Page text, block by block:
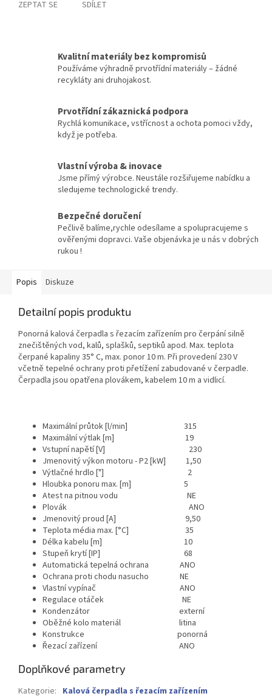
ZEPTAT SE SDÍLET
Kvalitní materiály bez kompromisů
Používáme výhradně prvotřídní materiály – žádné
recykláty ani druhojakost.
Prvotřídní zákaznická podpora
Rychlá komunikace, vstřícnost a ochota pomoci vždy,
když je potřeba.
Vlastní výroba & inovace
Jsme přímý výrobce. Neustále rozšiřujeme nabídku a
sledujeme technologické trendy.
Bezpečné doručení
Pečlivě balíme,rychle odesílame a spolupracujeme s
ověřenými dopravci. Vaše objenávka je u nás v dobrých
rukou !
Popis Diskuze
Detailní popis produktu
Ponorná kalová čerpadla s řezacím zařízením pro čerpání silně
znečištěných vod, kalů, splašků, septiků apod. Max. teplota
čerpané kapaliny 35° C, max. ponor 10 m. Při provedení 230 V
včetně tepelné ochrany proti přetížení zabudované v čerpadle.
Čerpadla jsou opatřena plovákem, kabelem 10 m a vidlicí.
Maximální průtok [l/min] 315
Maximální výtlak [m] 19
Vstupní napětí [V] 230
Jmenovitý výkon motoru - P2 [kW] 1,50
Výtlačné hrdlo ["] 2
Hloubka ponoru max. [m] 5
Atest na pitnou vodu NE
Plovák ANO
Jmenovitý proud [A] 9,50
Teplota média max. [°C] 35
Délka kabelu [m] 10
Stupeň krytí [IP] 68
Automatická tepelná ochrana ANO
Ochrana proti chodu nasucho NE
Vlastní vypínač ANO
Regulace otáček NE
Kondenzátor externí
Oběžné kolo materiál litina
Konstrukce ponorná
Řezací zařízení ANO
Doplňkové parametry
Kategorie: Kalová čerpadla s řezacím zařízením